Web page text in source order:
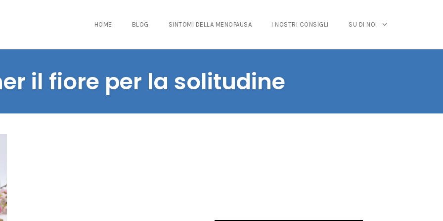
HOME BLOG SINTOMI DELLA MENOPAUSA I NOSTRI CONSIGLI SU DI NOI
il fiore per la solitudine